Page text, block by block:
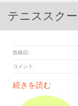
テニススク
投稿日:
コメント:
続きを読む